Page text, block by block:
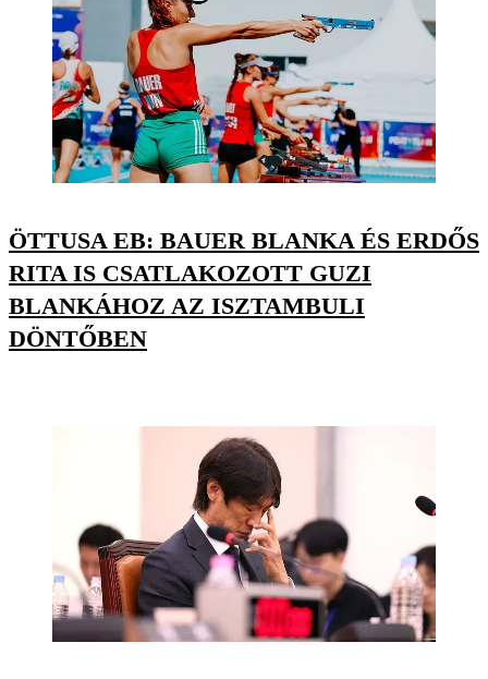
ÖTTUSA EB: BAUER BLANKA ÉS ERDŐS
RITA IS CSATLAKOZOTT GUZI
BLANKÁHOZ AZ ISZTAMBULI
DÖNTŐBEN